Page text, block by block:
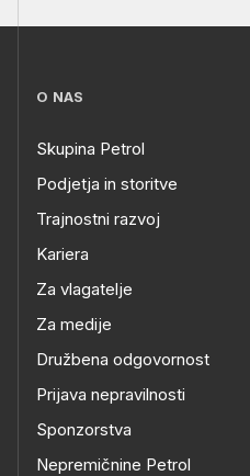
O NAS
Skupina Petrol
Podjetja in storitve
Trajnostni razvoj
Kariera
Za vlagatelje
Za medije
Družbena odgovornost
Prijava nepravilnosti
Sponzorstva
Nepremičnine Petrol